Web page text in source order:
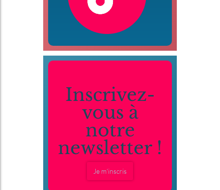
Inscrivez-
vous à
notre
newsletter !
Je m'inscris